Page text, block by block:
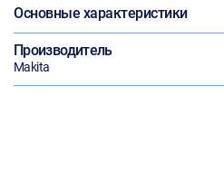
Основные характеристики
Производитель
Makita